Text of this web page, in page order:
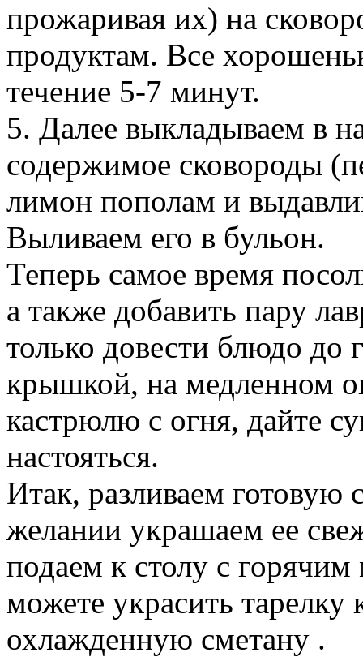
прожаривая их) на
продуктам. Все
течение 5-7 минут.
5. Далее выкладываем в
содержимое сковороды
лимон пополам и
Выливаем его в бульон.
Теперь самое время
а также добавить пару
только довести блюдо до
крышкой, на медленном
кастрюлю с огня, дайте
настояться.
Итак, разливаем готовую
желании украшаем ее
подаем к столу с
можете украсить
охлажденную сметану .